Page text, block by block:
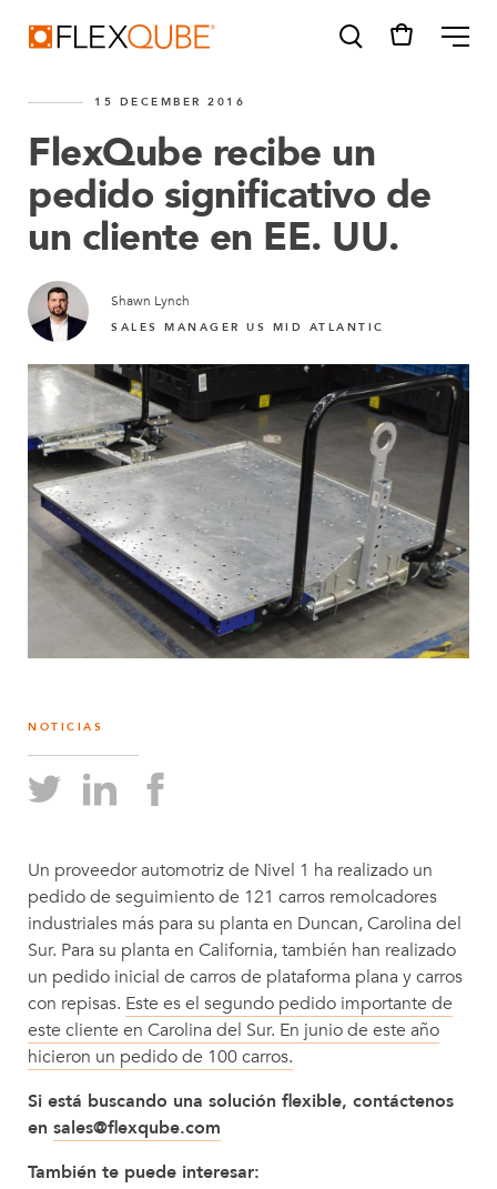
SUGGESTIONS
Tugger cart
Find a sales person
How do I order?
15 DECEMBER 2016
FlexQube recibe un
pedido significativo de
un cliente en EE. UU.
Shawn Lynch
SALES MANAGER US MID ATLANTIC
NOTICIAS
Un proveedor automotriz de Nivel 1 ha realizado un
pedido de seguimiento de 121 carros remolcadores
industriales más para su planta en Duncan, Carolina del
Sur. Para su planta en California, también han realizado
un pedido inicial de carros de plataforma plana y carros
con repisas. Este es el segundo pedido importante de
este cliente en Carolina del Sur. En junio de este año
hicieron un pedido de 100 carros.
Si está buscando una solución flexible, contáctenos
en sales@flexqube.com
También te puede interesar: